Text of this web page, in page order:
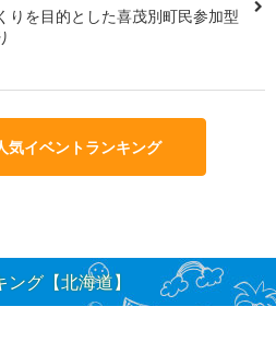
りを目的とした喜茂別町民参加型
気イベントランキング
グ【北海道】